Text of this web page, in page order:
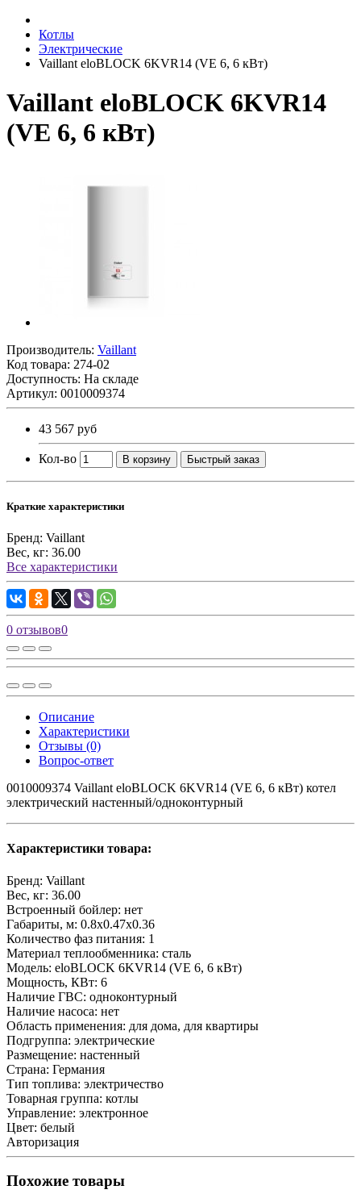
Котлы
Электрические
Vaillant eloBLOCK 6KVR14 (VE 6, 6 кВт)
Vaillant eloBLOCK 6KVR14
(VE 6, 6 кВт)
Производитель: Vaillant
Код товара: 274-02
Доступность: На складе
Артикул: 0010009374
43 567 руб
Кол-во В корзину Быстрый заказ
Краткие характеристики
Бренд: Vaillant
Вес, кг: 36.00
Все характеристики
0 отзывов0
Описание
Характеристики
Отзывы (0)
Вопрос-ответ
0010009374 Vaillant eloBLOCK 6KVR14 (VE 6, 6 кВт) котел
электрический настенный/одноконтурный
Характеристики товара:
Бренд: Vaillant
Вес, кг: 36.00
Встроенный бойлер: нет
Габариты, м: 0.8x0.47x0.36
Количество фаз питания: 1
Материал теплообменника: сталь
Модель: eloBLOCK 6KVR14 (VE 6, 6 кВт)
Мощность, КВт: 6
Наличие ГВС: одноконтурный
Наличие насоса: нет
Область применения: для дома, для квартиры
Подгруппа: электрические
Размещение: настенный
Страна: Германия
Тип топлива: электричество
Товарная группа: котлы
Управление: электронное
Цвет: белый
Авторизация
Похожие товары